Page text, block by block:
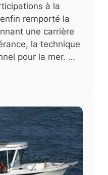
à la
remporté la
une carrière
la technique
pour la mer. …